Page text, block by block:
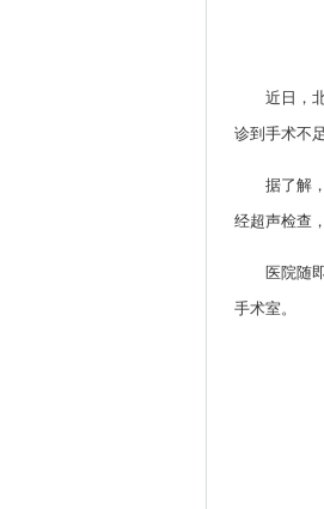
近日，
诊到手术不
据了解
经超声检查
医院随
手术室。